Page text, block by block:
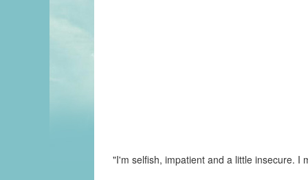
"I'm selfish, impatient and a little insecure. I